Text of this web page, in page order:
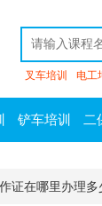
叉车培训 电工
铲车培训 二
证在哪里办理多